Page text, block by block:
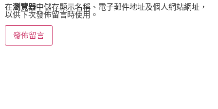
在瀏覽器中儲存顯示名稱、電子郵件地址及個人網站網址，
以供下次發佈留言時使用。